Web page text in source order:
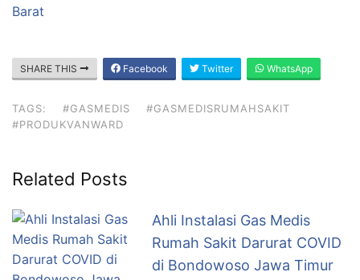
Barat
SHARE THIS Facebook Twitter WhatsApp
TAGS: #GASMEDIS
#GASMEDISRUMAHSAKIT
#PRODUKVANWARD
Related Posts
Ahli Instalasi Gas Medis
Rumah Sakit Darurat COVID
di Bondowoso Jawa Timur